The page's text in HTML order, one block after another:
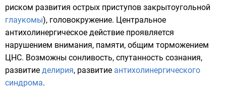
риском развития острых приступов закрытоугольной
глаукомы), головокружение. Центральное
антихолинергическое действие проявляется
нарушением внимания, памяти, общим торможением
ЦНС. Возможны сонливость, спутанность сознания,
развитие делирия, развитие антихолинергического
синдрома.